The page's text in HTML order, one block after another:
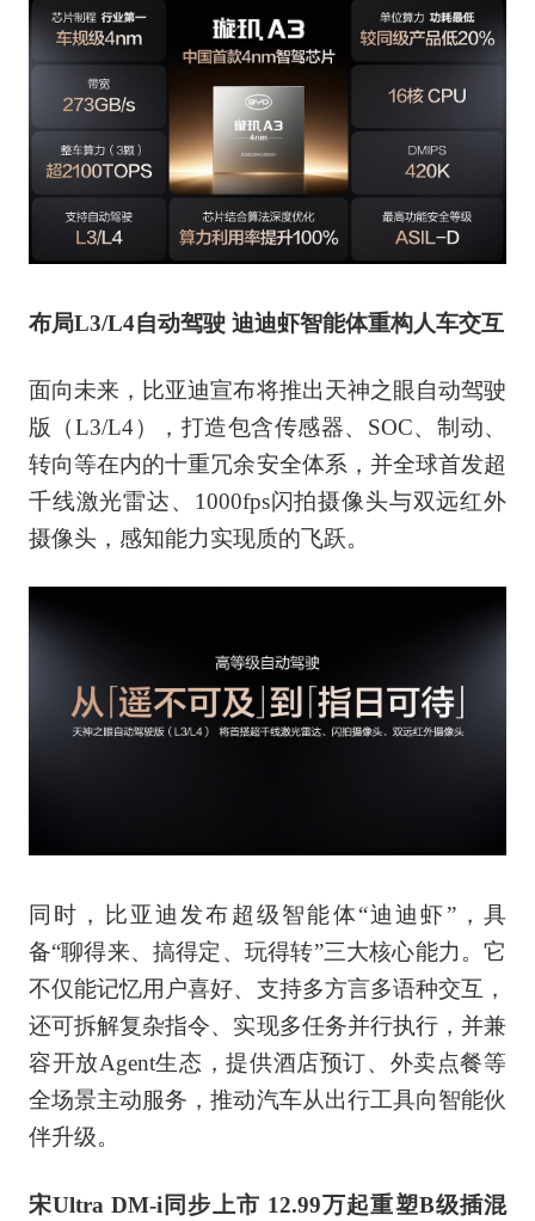
布局L3/L4自动驾驶 迪迪虾智能体重构人车交互
面向未来，比亚迪宣布将推出天神之眼自动驾驶
版（L3/L4），打造包含传感器、SOC、制动、
转向等在内的十重冗余安全体系，并全球首发超
千线激光雷达、1000fps闪拍摄像头与双远红外
摄像头，感知能力实现质的飞跃。
同时，比亚迪发布超级智能体“迪迪虾”，具
备“聊得来、搞得定、玩得转”三大核心能力。它
不仅能记忆用户喜好、支持多方言多语种交互，
还可拆解复杂指令、实现多任务并行执行，并兼
容开放Agent生态，提供酒店预订、外卖点餐等
全场景主动服务，推动汽车从出行工具向智能伙
伴升级。
宋Ultra DM-i同步上市 12.99万起重塑B级插混